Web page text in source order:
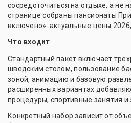
сосредоточиться на отдыхе, а не
странице собраны пансионаты
включено»: актуальные цены
Что входит
Стандартный пакет включает
шведским столом, пользование
зоной, анимацию и базовую
расширенных вариантах
процедуры, спортивные занятия и
Конкретный набор зависит от